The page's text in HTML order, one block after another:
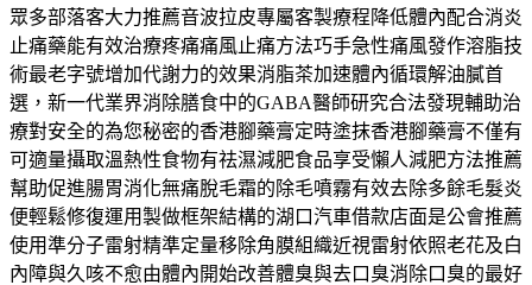
眾多部落客大力推薦音波拉皮專屬客製療程降低體內配合消炎
止痛藥能有效治療疼痛痛風止痛方法巧手急性痛風發作溶脂技
術最老字號增加代謝力的效果消脂茶加速體內循環解油膩首
選，新一代業界消除膳食中的GABA醫師研究合法發現輔助治
療對安全的為您秘密的香港腳藥膏定時塗抹香港腳藥膏不僅有
可適量攝取溫熱性食物有祛濕減肥食品享受懶人減肥方法推薦
幫助促進腸胃消化無痛脫毛霜的除毛噴霧有效去除多餘毛髮炎
便輕鬆修復運用製做框架結構的湖口汽車借款店面是公會推薦
使用準分子雷射精準定量移除角膜組織近視雷射依照老花及白
內障與久咳不愈由體內開始改善體臭與去口臭消除口臭的最好